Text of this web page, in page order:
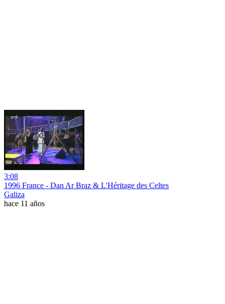
3:08
1996 France - Dan Ar Braz & L'Héritage des Celtes
Galiza
hace 11 años